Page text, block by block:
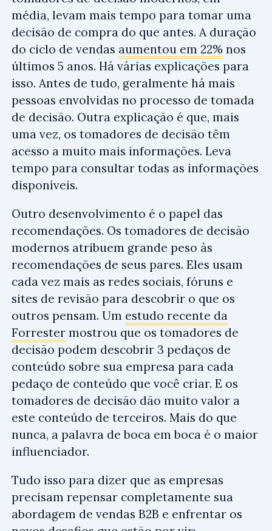
média, levam mais tempo para tomar uma
decisão de compra do que antes. A duração
do ciclo de vendas aumentou em 22% nos
últimos 5 anos. Há várias explicações para
isso. Antes de tudo, geralmente há mais
pessoas envolvidas no processo de tomada
de decisão. Outra explicação é que, mais
uma vez, os tomadores de decisão têm
acesso a muito mais informações. Leva
tempo para consultar todas as informações
disponíveis.
Outro desenvolvimento é o papel das
recomendações. Os tomadores de decisão
modernos atribuem grande peso às
recomendações de seus pares. Eles usam
cada vez mais as redes sociais, fóruns e
sites de revisão para descobrir o que os
outros pensam. Um estudo recente da
Forrester mostrou que os tomadores de
decisão podem descobrir 3 pedaços de
conteúdo sobre sua empresa para cada
pedaço de conteúdo que você criar. E os
tomadores de decisão dão muito valor a
este conteúdo de terceiros. Mais do que
nunca, a palavra de boca em boca é o maior
influenciador.
Tudo isso para dizer que as empresas
precisam repensar completamente sua
abordagem de vendas B2B e enfrentar os